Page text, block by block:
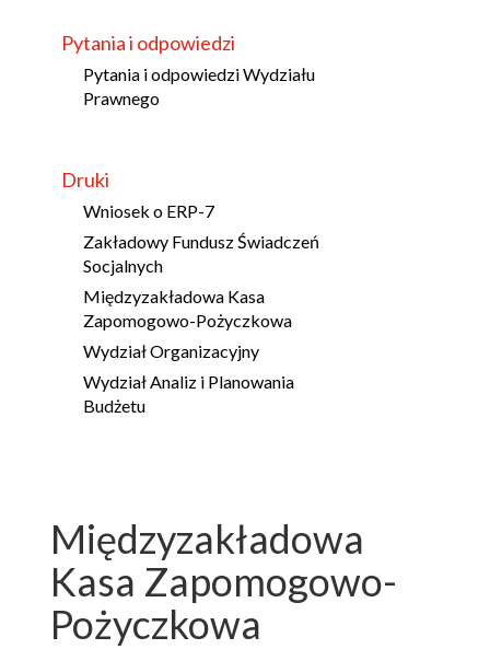
Pytania i odpowiedzi
Pytania i odpowiedzi Wydziału
Prawnego
Druki
Wniosek o ERP-7
Zakładowy Fundusz Świadczeń
Socjalnych
Międzyzakładowa Kasa
Zapomogowo-Pożyczkowa
Wydział Organizacyjny
Wydział Analiz i Planowania
Budżetu
Międzyzakładowa
Kasa Zapomogowo-
Pożyczkowa